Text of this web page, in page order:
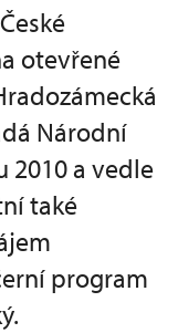
otevřené
Národní
2010 a vedle
také
program